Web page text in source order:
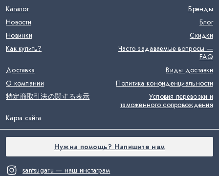
santsugaru — наш инстаграм
Каталог
Бренды
Новости
Блог
Новинки
Скидки
Как купить?
Часто задаваемые вопросы —
FAQ
Доставка
Виды доставки
О компании
Политика конфиденциальности
特定商取引法の関する表示
Условия перевозки и
таможенного сопровождения
Карта сайта
Нужна помощь? Напишите нам